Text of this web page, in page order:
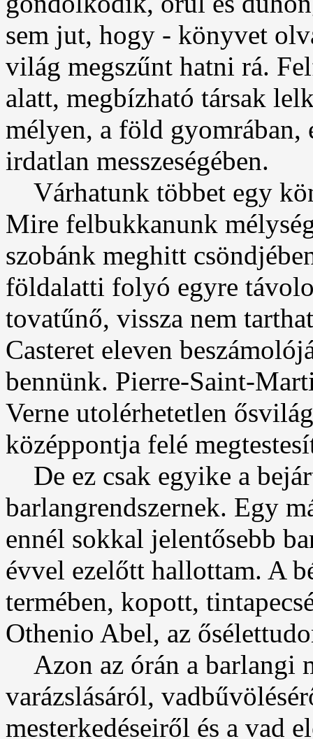
sem jut, hogy - könyvet
világ megszűnt hatni rá.
alatt, megbízható társak
mélyen, a föld
irdatlan messzeségében.
Várhatunk többet egy
Mire felbukkanunk
szobánk meghitt
földalatti folyó egyre
tovatűnő, vissza nem
Casteret eleven
bennünk. Pierre-Saint-
Verne utolérhetetlen
középpontja felé
De ez csak egyike a
barlangrendszernek. Egy
ennél sokkal jelentősebb
évvel ezelőtt hallottam. A
termében, kopott,
Othenio Abel, az
Azon az órán a barlangi
varázslásáról,
mesterkedéseiről és a vad